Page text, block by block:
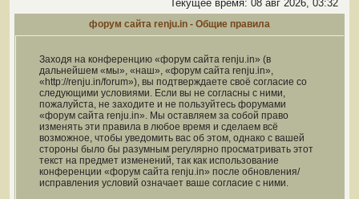
Текущее время: 08 авг 2026, 03:32
форум сайта renju.in - Общие правила
Заходя на конференцию «форум сайта renju.in» (в
дальнейшем «мы», «наш», «форум сайта renju.in»,
«http://renju.in/forum»), вы подтверждаете своё согласие со
следующими условиями. Если вы не согласны с ними,
пожалуйста, не заходите и не пользуйтесь форумами
«форум сайта renju.in». Мы оставляем за собой право
изменять эти правила в любое время и сделаем всё
возможное, чтобы уведомить вас об этом, однако с вашей
стороны было бы разумным регулярно просматривать этот
текст на предмет изменений, так как использование
конференции «форум сайта renju.in» после обновления/
исправления условий означает ваше согласие с ними.